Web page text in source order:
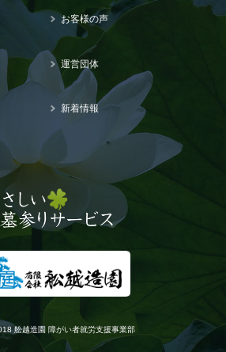
お客様の声
運営団体
新着情報
舩越造園 障がい者就労支援事業部